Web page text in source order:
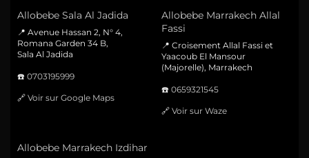
Allobebe Sala Al Jadida
📍 Avenue Hassan 2, N° 4,
Romana Garden 34 B,
Sala Al Jadida
☎️ 0703195999
🔗 Voir sur Google Maps
Allobebe Marrakech Allal
Fassi
📍 Croisement Allal Fassi et
Yaacoub El Mansour
(Majorelle), Marrakech
☎️ 0659321545
🔗 Voir sur Waze
Allobebe Marrakech Izdihar